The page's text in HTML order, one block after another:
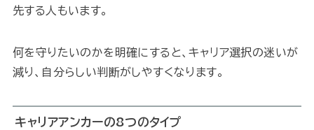
先する人もいます。
何を守りたいのかを明確にすると、キャリア選択の迷いが
減り、自分らしい判断がしやすくなります。
キャリアアンカーの8つのタイプ